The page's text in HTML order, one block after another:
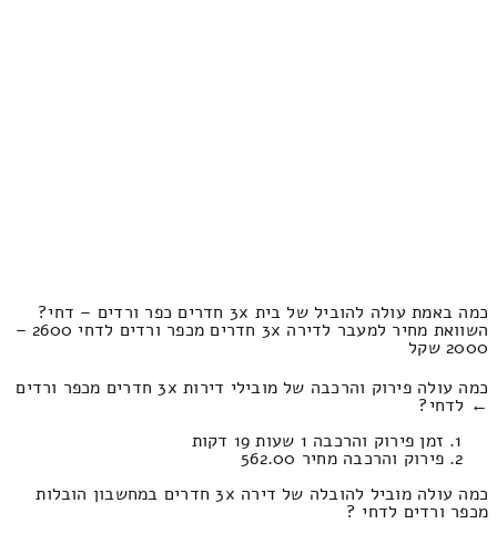
כמה באמת עולה להוביל של בית 3x חדרים כפר ורדים – דחי?
השוואת מחיר למעבר לדירה 3x חדרים מכפר ורדים לדחי 2600 –
2000 שקל
כמה עולה פירוק והרכבה של מובילי דירות 3x חדרים מכפר ורדים
← לדחי?
זמן פירוק והרכבה 1 שעות 19 דקות
פירוק והרכבה מחיר 562.00
כמה עולה מוביל להובלה של דירה 3x חדרים במחשבון הובלות
מכפר ורדים לדחי ?